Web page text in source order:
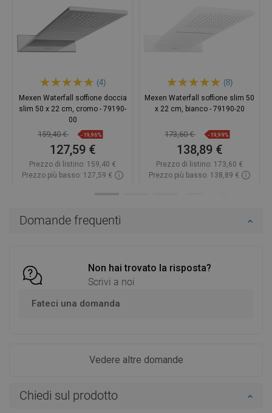
Domande frequenti
Non hai trovato la risposta?
Scrivi a noi
Fateci una domanda
Vedere altre domande
Chiedi sul prodotto
(4)
Mexen Waterfall soffione doccia
slim 50 x 22 cm, cromo - 79190-
00
159,40 € -19,96%
127,59 €
Prezzo di listino: 159,40 €
Prezzo più basso: 127,59 €
(8)
Mexen Waterfall soffione slim 50
x 22 cm, bianco - 79190-20
173,60 € -19,99%
138,89 €
Prezzo di listino: 173,60 €
Prezzo più basso: 138,89 €